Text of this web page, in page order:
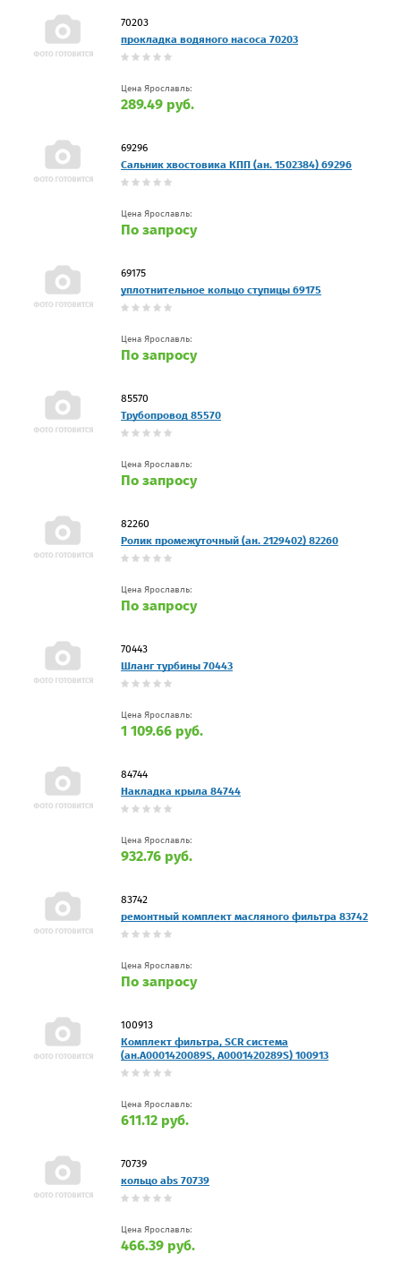
70203
прокладка вoдяного насоса 70203
Цена Ярославль:
289.49 руб.
69296
Сальник хвостовика КПП (ан. 1502384) 69296
Цена Ярославль:
По запросу
69175
уплoтнитeльнoe кoльцo ступицы 69175
Цена Ярославль:
По запросу
85570
Трубопровод 85570
Цена Ярославль:
По запросу
82260
Ролик промежуточный (ан. 2129402) 82260
Цена Ярославль:
По запросу
70443
Шланг турбины 70443
Цена Ярославль:
1 109.66 руб.
84744
Накладка крыла 84744
Цена Ярославль:
932.76 руб.
83742
ремонтный комплект масляного фильтра 83742
Цена Ярославль:
По запросу
100913
Комплект фильтра, SCR сиcтемa
(ан.A0001420089S, A0001420289S) 100913
Цена Ярославль:
611.12 руб.
70739
кольцо abs 70739
Цена Ярославль:
466.39 руб.